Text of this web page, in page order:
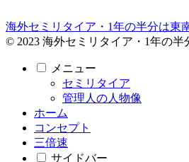
海外セミリタイア・1年の半分は東
© 2023 海外セミリタイア・1年の半
メニュー
セミリタイア
管理人の人物像
ホーム
コンセプト
三倍速
サイドバー